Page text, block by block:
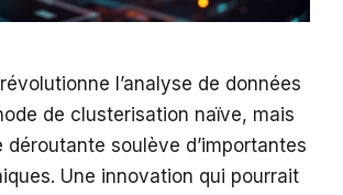
l’analyse de données
de clusterisation naïve, mais
soulève d’importantes
Une innovation qui pourrait